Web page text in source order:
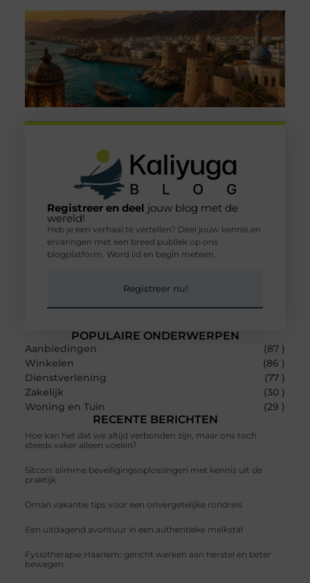
POPULAIRE ONDERWERPEN
Aanbiedingen
(87 )
Winkelen
(86 )
Dienstverlening
(77 )
Zakelijk
(30 )
Woning en Tuin
(29 )
RECENTE BERICHTEN
Hoe kan het dat we altijd verbonden zijn, maar ons toch
steeds vaker alleen voelen?
Sitcon: slimme beveiligingsoplossingen met kennis uit de
praktijk
Oman vakantie tips voor een onvergetelijke rondreis
Een uitdagend avontuur in een authentieke melkstal
Fysiotherapie Haarlem: gericht werken aan herstel en beter
bewegen
Registreer en deel jouw blog met de
wereld!
Heb je een verhaal te vertellen? Deel jouw kennis en
ervaringen met een breed publiek op ons
blogplatform. Word lid en begin meteen.
Registreer nu!